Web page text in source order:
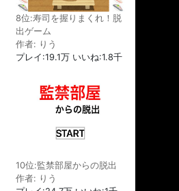
8位:寿司を握りまくれ！脱
出ゲーム
作者: りう
プレイ:19.1万 いいね:1.8千
10位:監禁部屋からの脱出
作者: りう